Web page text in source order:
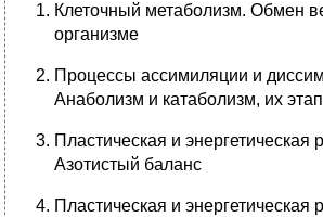
Клеточный метаболизм. Обмен
организме
Процессы ассимиляции и
Анаболизм и катаболизм, их
Пластическая и энергетическая
Азотистый баланс
Пластическая и энергетическая